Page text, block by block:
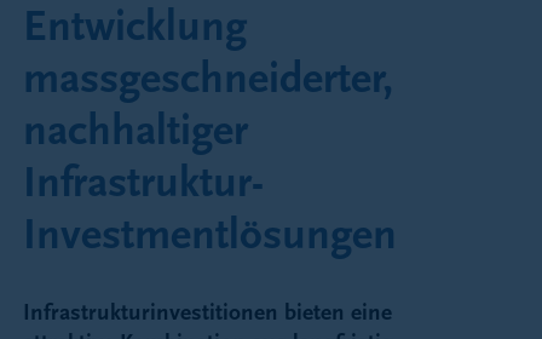
Entwicklung
massgeschneiderter,
nachhaltiger
Infrastruktur-
Investmentlösungen
Infrastrukturinvestitionen bieten eine